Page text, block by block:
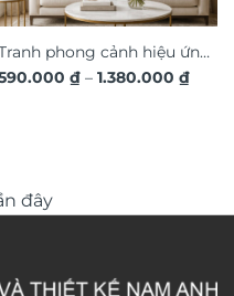
phong cảnh hiệu ứng
vàng hoa nghệ thuật in
₫ – 1.380.000 ₫
đây